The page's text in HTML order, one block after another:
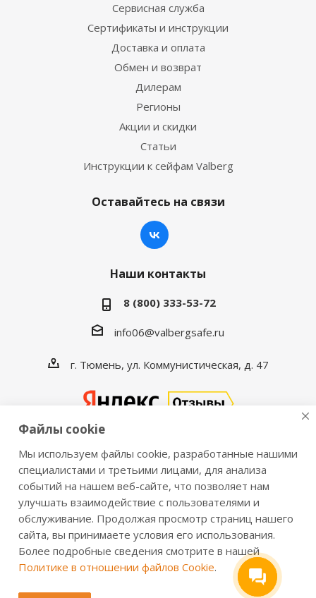
Сервисная служба
Сертификаты и инструкции
Доставка и оплата
Обмен и возврат
Дилерам
Регионы
Акции и скидки
Статьи
Инструкции к сейфам Valberg
Оставайтесь на связи
Наши контакты
8 (800) 333-53-72
info06@valbergsafe.ru
г. Тюмень, ул. Коммунистическая, д. 47
2016-2026 © VALBERGSAFE.RU — Интернет-магазин
сейфов Valberg и металлической мебели Практик.
Продажа сейфов для дома и офиса, металлических
шкафов, стеллажей, металлических дверей.
Информация о розничных ценах, технических
характеристиках, наличии на складе носит справочный
характер и не является публичной офертой,
определяемой положениями из Статьи 437 ч.2 ГК РФ.
Файлы cookie
Мы используем файлы cookie, разработанные нашими
специалистами и третьими лицами, для анализа
событий на нашем веб-сайте, что позволяет нам
улучшать взаимодействие с пользователями и
обслуживание. Продолжая просмотр страниц нашего
сайта, вы принимаете условия его использования.
Более подробные сведения смотрите в нашей
Политике в отношении файлов Cookie.